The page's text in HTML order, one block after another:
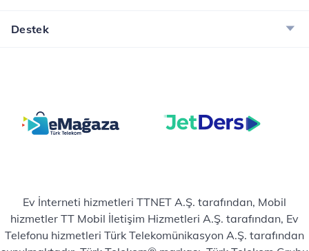
Destek
Ev İnterneti hizmetleri TTNET A.Ş. tarafından, Mobil
hizmetler TT Mobil İletişim Hizmetleri A.Ş. tarafından, Ev
Telefonu hizmetleri Türk Telekomünikasyon A.Ş. tarafından